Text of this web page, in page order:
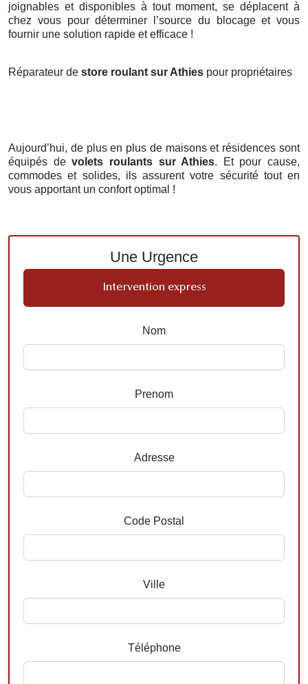
joignables et disponibles à tout moment, se déplacent à
chez vous pour déterminer l’source du blocage et vous
fournir une solution rapide et efficace !
Réparateur de store roulant sur Athies pour propriétaires
Aujourd’hui, de plus en plus de maisons et résidences sont
équipés devolets roulants sur Athies. Et pour cause,
commodes et solides, ils assurent votre sécurité tout en
vous apportant un confort optimal !
Une Urgence
Intervention express
Nom
Prenom
Adresse
Code Postal
Ville
Téléphone